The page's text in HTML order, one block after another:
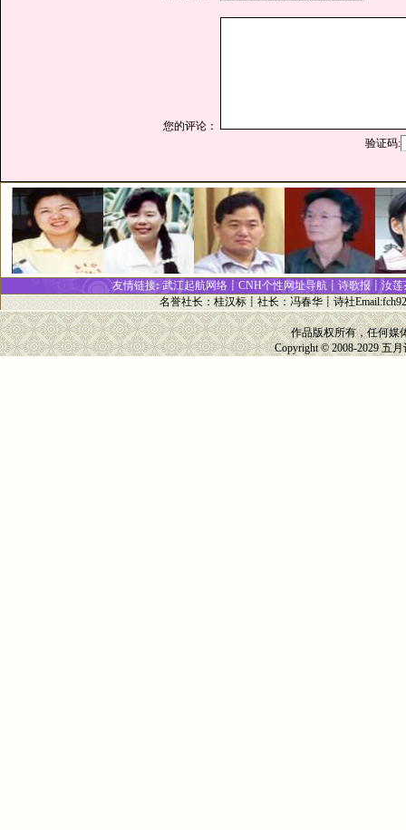
您的评论：
验证码:
友情链接: 武江起航网络┋ CNH个性网址导航┋ 诗歌报┋汝莲
名誉社长：桂汉标┋社长：冯春华┋诗社Email:
作品版权所有，任何媒
Copyright © 2008-2029 五月